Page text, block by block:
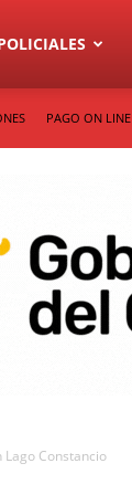
PAGO ON LINE
Lago Constancio